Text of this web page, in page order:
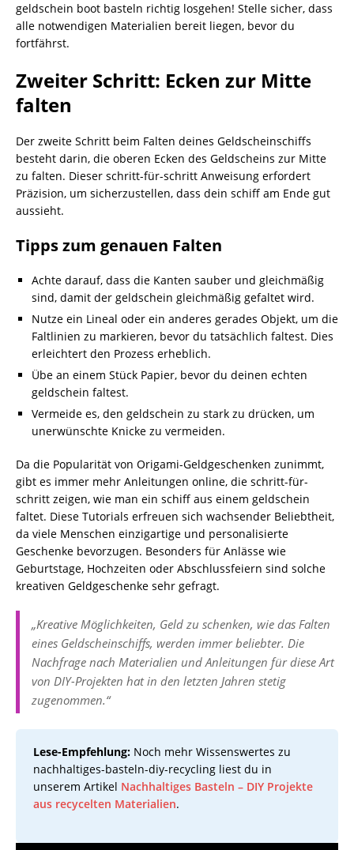
geldschein boot basteln richtig losgehen! Stelle sicher, dass
alle notwendigen Materialien bereit liegen, bevor du
fortfährst.
Zweiter Schritt: Ecken zur Mitte
falten
Der zweite Schritt beim Falten deines Geldscheinschiffs
besteht darin, die oberen Ecken des Geldscheins zur Mitte
zu falten. Dieser schritt-für-schritt Anweisung erfordert
Präzision, um sicherzustellen, dass dein schiff am Ende gut
aussieht.
Tipps zum genauen Falten
Achte darauf, dass die Kanten sauber und gleichmäßig
sind, damit der geldschein gleichmäßig gefaltet wird.
Nutze ein Lineal oder ein anderes gerades Objekt, um die
Faltlinien zu markieren, bevor du tatsächlich faltest. Dies
erleichtert den Prozess erheblich.
Übe an einem Stück Papier, bevor du deinen echten
geldschein faltest.
Vermeide es, den geldschein zu stark zu drücken, um
unerwünschte Knicke zu vermeiden.
Da die Popularität von Origami-Geldgeschenken zunimmt,
gibt es immer mehr Anleitungen online, die schritt-für-
schritt zeigen, wie man ein schiff aus einem geldschein
faltet. Diese Tutorials erfreuen sich wachsender Beliebtheit,
da viele Menschen einzigartige und personalisierte
Geschenke bevorzugen. Besonders für Anlässe wie
Geburtstage, Hochzeiten oder Abschlussfeiern sind solche
kreativen Geldgeschenke sehr gefragt.
„Kreative Möglichkeiten, Geld zu schenken, wie das Falten
eines Geldscheinschiffs, werden immer beliebter. Die
Nachfrage nach Materialien und Anleitungen für diese Art
von DIY-Projekten hat in den letzten Jahren stetig
zugenommen.“
Lese-Empfehlung: Noch mehr Wissenswertes zu
nachhaltiges-basteln-diy-recycling liest du in
unserem Artikel Nachhaltiges Basteln – DIY Projekte
aus recycelten Materialien.